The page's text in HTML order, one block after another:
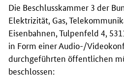
Die Beschlusskammer 3 der
Elektrizität, Gas,
Eisenbahnen, Tulpenfeld 4,
in Form einer Audio-/
durchgeführten öffentlichen
beschlossen: